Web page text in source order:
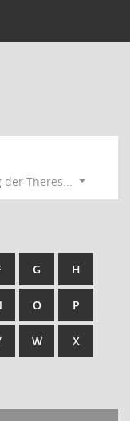
der Theres...
G H
O P
W X